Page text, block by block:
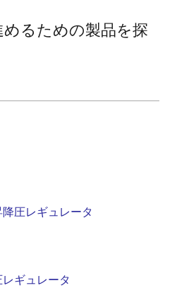
るための製品を探
圧レギュレータ
ギュレータ